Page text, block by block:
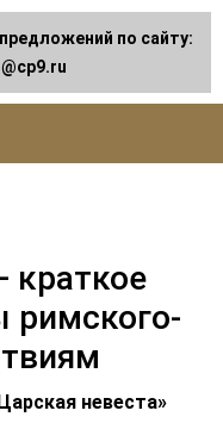
краткое
римского-
невеста»
по сайту: